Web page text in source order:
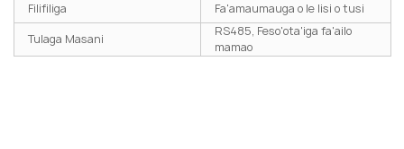
Filifiliga
Fa'amaumauga o le lisi o tusi
Tulaga Masani
RS485, Feso'ota'iga fa'ailo
mamao